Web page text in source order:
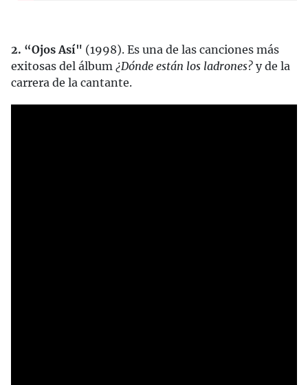
2. “Ojos Así" (1998). Es una de las canciones más
exitosas del álbum ¿Dónde están los ladrones? y de la
carrera de la cantante.